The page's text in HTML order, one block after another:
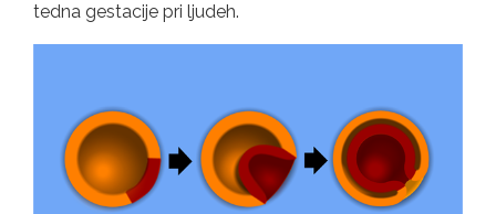
tedna gestacije pri ljudeh.